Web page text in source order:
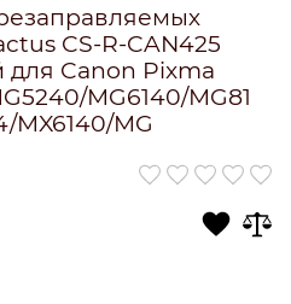
CS-R-CAN425
Canon Pixma
MG6140/MG81
MX6140/MG